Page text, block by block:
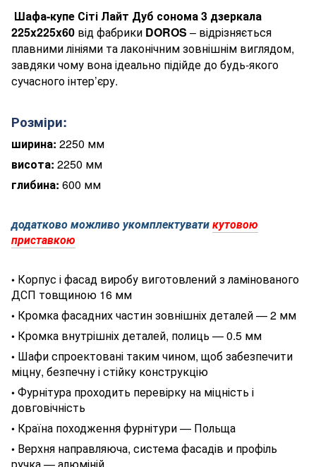
Шафа-купе Сіті Лайт Дуб сонома 3 дзеркала
225x225x60 від фабрики DOROS – відрізняється
плавними лініями та лаконічним зовнішнім виглядом,
завдяки чому вона ідеально підійде до будь-якого
сучасного інтер’єру.
Розміри:
ширина: 2250 мм
висота: 2250 мм
глибина: 600 мм
додатково можливо укомплектуватикутовою
приставкою
• Корпус і фасад виробу виготовлений з ламінованого
ДСП товщиною 16 мм
• Кромка фасадних частин зовнішніх деталей — 2 мм
• Кромка внутрішніх деталей, полиць — 0.5 мм
• Шафи спроектовані таким чином, щоб забезпечити
міцну, безпечну і стійку конструкцію
• Фурнітура проходить перевірку на міцність і
довговічність
• Країна походження фурнітури — Польща
• Верхня направляюча, система фасадів и профіль
ручка — алюміній